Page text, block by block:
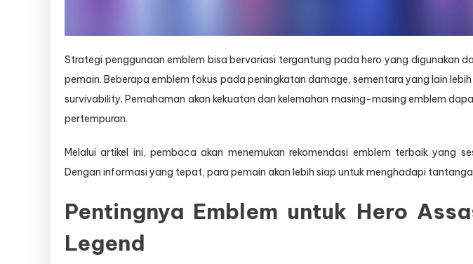
Strategi penggunaan emblem bisa bervariasi tergantung pada hero yang digunakan
pemain. Beberapa emblem fokus pada peningkatan damage, sementara yang lain
survivability. Pemahaman akan kekuatan dan kelemahan masing-masing emblem
pertempuran.
Melalui artikel ini, pembaca akan menemukan rekomendasi emblem terbaik yang
Dengan informasi yang tepat, para pemain akan lebih siap untuk menghadapi
Pentingnya Emblem untuk Hero
Legend